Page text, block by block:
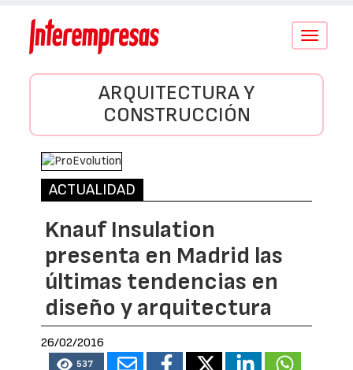
Conmutar
ARQUITECTURA Y
CONSTRUCCIÓN
ACTUALIDAD
Knauf Insulation
presenta en Madrid las
últimas tendencias en
diseño y arquitectura
26/02/2016
537